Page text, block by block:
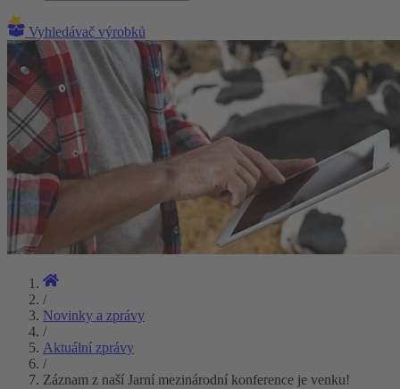
Vyhledávač výrobků
/
Novinky a zprávy
/
Aktuální zprávy
/
Záznam z naší Jarní mezinárodní konference je venku!